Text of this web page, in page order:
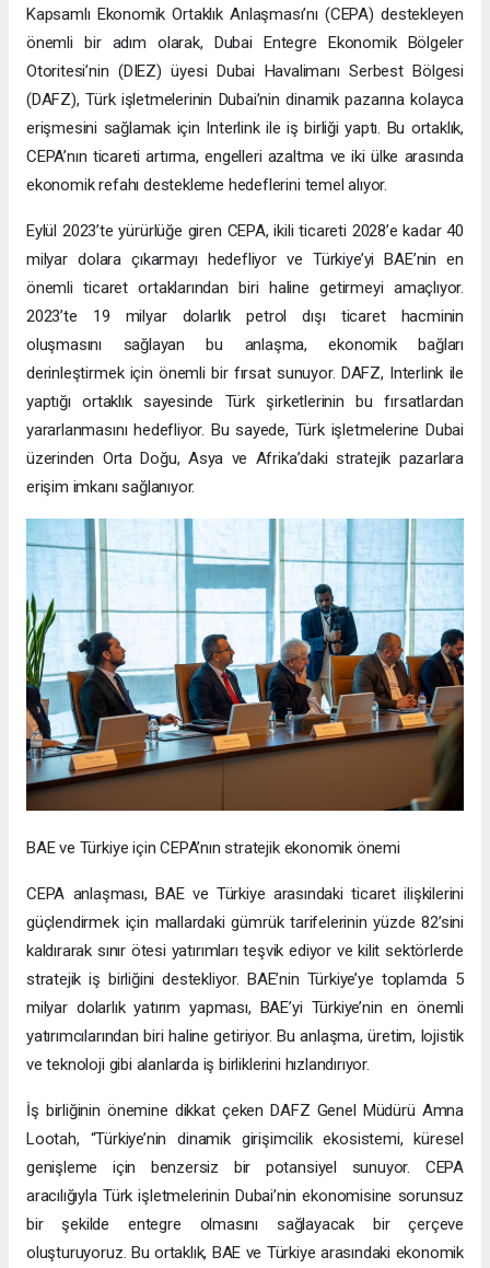
Kapsamlı Ekonomik Ortaklık Anlaşması’nı (CEPA) destekleyen
önemli bir adım olarak, Dubai Entegre Ekonomik Bölgeler
Otoritesi’nin (DIEZ) üyesi Dubai Havalimanı Serbest Bölgesi
(DAFZ), Türk işletmelerinin Dubai’nin dinamik pazarına kolayca
erişmesini sağlamak için Interlink ile iş birliği yaptı. Bu ortaklık,
CEPA’nın ticareti artırma, engelleri azaltma ve iki ülke arasında
ekonomik refahı destekleme hedeflerini temel alıyor.
Eylül 2023’te yürürlüğe giren CEPA, ikili ticareti 2028’e kadar 40
milyar dolara çıkarmayı hedefliyor ve Türkiye’yi BAE’nin en
önemli ticaret ortaklarından biri haline getirmeyi amaçlıyor.
2023’te 19 milyar dolarlık petrol dışı ticaret hacminin
oluşmasını sağlayan bu anlaşma, ekonomik bağları
derinleştirmek için önemli bir fırsat sunuyor. DAFZ, Interlink ile
yaptığı ortaklık sayesinde Türk şirketlerinin bu fırsatlardan
yararlanmasını hedefliyor. Bu sayede, Türk işletmelerine Dubai
üzerinden Orta Doğu, Asya ve Afrika’daki stratejik pazarlara
erişim imkanı sağlanıyor.
BAE ve Türkiye için CEPA’nın stratejik ekonomik önemi
CEPA anlaşması, BAE ve Türkiye arasındaki ticaret ilişkilerini
güçlendirmek için mallardaki gümrük tarifelerinin yüzde 82’sini
kaldırarak sınır ötesi yatırımları teşvik ediyor ve kilit sektörlerde
stratejik iş birliğini destekliyor. BAE’nin Türkiye’ye toplamda 5
milyar dolarlık yatırım yapması, BAE’yi Türkiye’nin en önemli
yatırımcılarından biri haline getiriyor. Bu anlaşma, üretim, lojistik
ve teknoloji gibi alanlarda iş birliklerini hızlandırıyor.
İş birliğinin önemine dikkat çeken DAFZ Genel Müdürü Amna
Lootah, “Türkiye’nin dinamik girişimcilik ekosistemi, küresel
genişleme için benzersiz bir potansiyel sunuyor. CEPA
aracılığıyla Türk işletmelerinin Dubai’nin ekonomisine sorunsuz
bir şekilde entegre olmasını sağlayacak bir çerçeve
oluşturuyoruz. Bu ortaklık, BAE ve Türkiye arasındaki ekonomik